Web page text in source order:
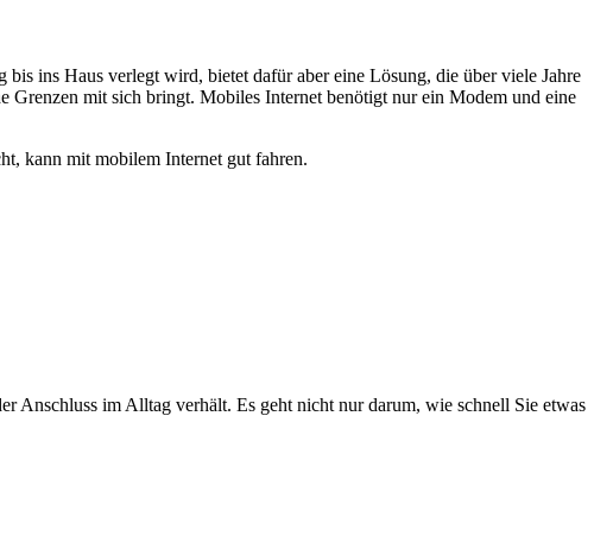
ins Haus verlegt wird, bietet dafür aber eine Lösung, die über viele Jahre
Grenzen mit sich bringt. Mobiles Internet benötigt nur ein Modem und eine
kann mit mobilem Internet gut fahren.
Anschluss im Alltag verhält. Es geht nicht nur darum, wie schnell Sie etwas